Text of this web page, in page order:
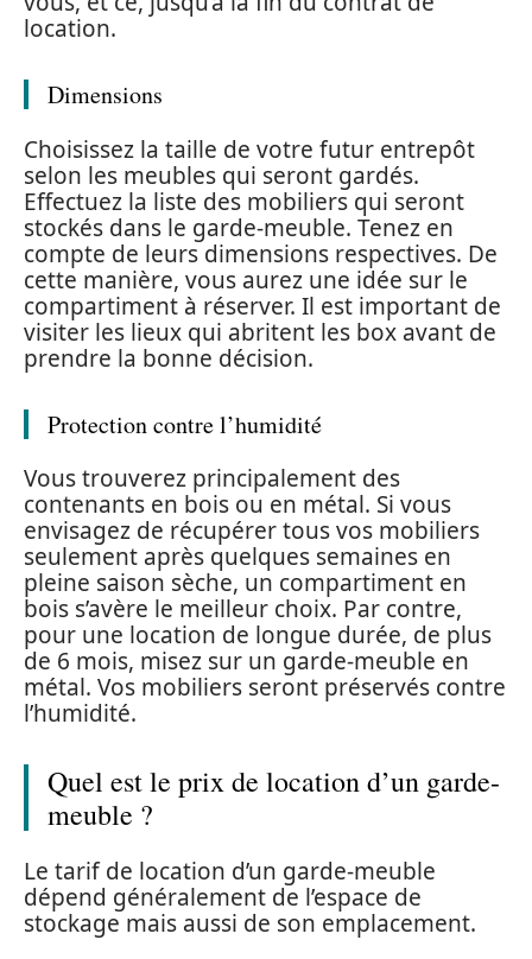
location.
Dimensions
Choisissez la taille de votre futur entrepôt
selon les meubles qui seront gardés.
Effectuez la liste des mobiliers qui seront
stockés dans le garde-meuble. Tenez en
compte de leurs dimensions respectives. De
cette manière, vous aurez une idée sur le
compartiment à réserver. Il est important de
visiter les lieux qui abritent les box avant de
prendre la bonne décision.
Protection contre l’humidité
Vous trouverez principalement des
contenants en bois ou en métal. Si vous
envisagez de récupérer tous vos mobiliers
seulement après quelques semaines en
pleine saison sèche, un compartiment en
bois s’avère le meilleur choix. Par contre,
pour une location de longue durée, de plus
de 6 mois, misez sur un garde-meuble en
métal. Vos mobiliers seront préservés contre
l’humidité.
Quel est le prix de location d’un garde-
meuble ?
Le tarif de location d’un garde-meuble
dépend généralement de l’espace de
stockage mais aussi de son emplacement.